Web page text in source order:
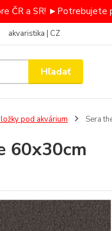
ČR a SR! ►Potrebujete
akvaristika | CZ
Hľadať
pod akvárium Sera
60x30cm